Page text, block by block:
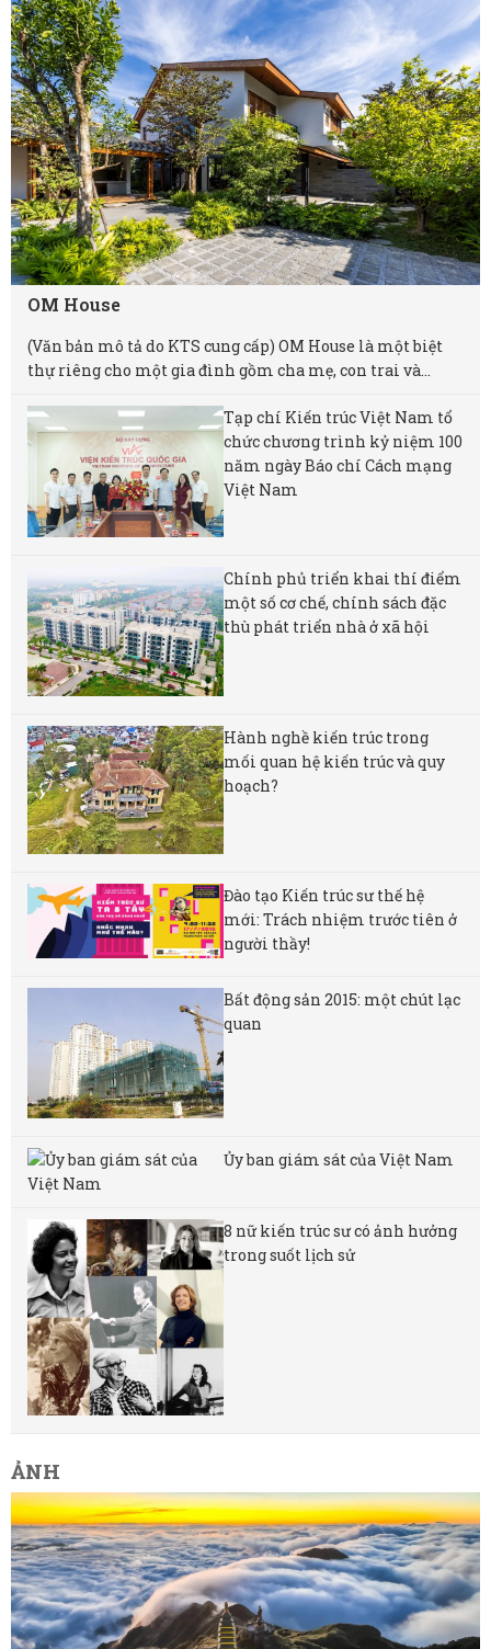
OM House
(Văn bản mô tả do KTS cung cấp) OM House là một biệt
thự riêng cho một gia đình gồm cha mẹ, con trai và...
Tạp chí Kiến trúc Việt Nam tổ
chức chương trình kỷ niệm 100
năm ngày Báo chí Cách mạng
Việt Nam
Chính phủ triển khai thí điểm
một số cơ chế, chính sách đặc
thù phát triển nhà ở xã hội
Hành nghề kiến trúc trong
mối quan hệ kiến trúc và quy
hoạch?
Đào tạo Kiến trúc sư thế hệ
mới: Trách nhiệm trước tiên ở
người thầy!
Bất động sản 2015: một chút lạc
quan
Ủy ban giám sát của Việt Nam
8 nữ kiến ​​trúc sư có ảnh hưởng
trong suốt lịch sử
ẢNH